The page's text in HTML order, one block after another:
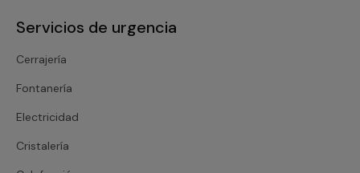
Servicios de urgencia
Cerrajería
Fontanería
Electricidad
Cristalería